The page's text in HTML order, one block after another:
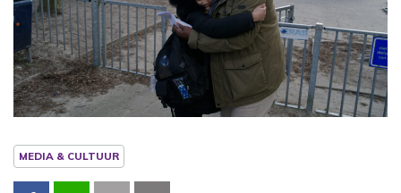
MEDIA & CULTUUR